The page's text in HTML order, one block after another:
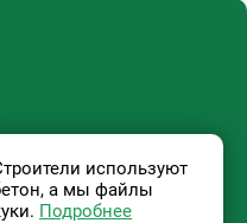
данных
используют
а мы файлы
Подробнее